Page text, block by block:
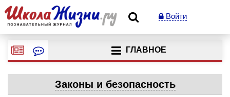
Войти
ГЛАВНОЕ
Законы и безопасность